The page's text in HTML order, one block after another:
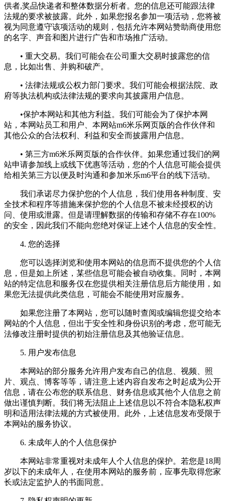
供者,奖品快递者和整体数据分析者。您的信息还可能跟法律
法规的要求被披露。此外，如果您报名参加一项活动，您将被
视为同意遵守该项活动的规则，包括允许本网站赞助商使用您
的名字、声音和图片进行广告和市场推广活动。
• 重大交易。我们可能会在公司重大交易时披露您的信
息，比如出售、并购和破产。
• 法律法规或公权力部门要求。我们可能会根据法院、政
府等执法机构或法律法规的要求向其披露用户信息。
•保护本网站和其他方利益。我们可能会为了保护本网
站，本网站员工和用户、本网站m6米乐网页版的合作伙伴和
其他公众的合法权利、利益和安全而披露用户信息。
• 第三方m6米乐网页版的合作伙伴。如果您通过我们的网
站申请参加线上或线下优惠等活动，您的个人信息可能会提供
给相关第三方以便及时沟通和参加米乐m6平台的线下活动。
我们承诺尽力保护您的个人信息，我们使用各种制度、安
全技术和程序等措施来保护您的个人信息不被未经授权的访
问、使用或泄露。但是请理解数据的传输和存储不存在100%
的安全，因此我们不能向您绝对保证上述个人信息的安全性。
4. 您的选择
您可以选择浏览和使用本网站的信息而不提供您的个人信
息，但是如上所述，某些信息可能会被自动收集。同时，本网
站的特定信息和服务仅在您提供相关注册信息后方能使用，如
果您无法提供此类信息，可能会不能使用对应服务。
如果您注册了本网站，您可以随时查阅或编辑您提交给本
网站的个人信息，但出于安全性和身份识别的考虑，您可能无
法修改注册时提供的初始注册信息及其他验证信息。
5. 用户发布信息
本网站的部分服务允许用户发布自己的信息、视频、照
片、观点、博客等等，请注意上述内容自发布之时起成为公开
信息，请在公布您的联系信息、财务信息或其他个人信息之前
做出谨慎判断。我们将无法阻止上述信息以不符合本隐私权声
明和适用法律法规的方式被使用。此外，上述信息发布受限于
本网站的服务协议。
6. 未成年人的个人信息保护
本网站非常重视对未成年人个人信息的保护。若您是18周
岁以下的未成年人，在使用本网站的服务前，应事先取得您家
长或法定监护人的书面同意。